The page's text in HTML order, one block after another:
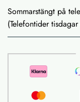
Sommarstängt på
(Telefontider